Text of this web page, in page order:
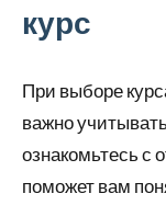
курс
При выборе
важно
ознакомьтесь с
поможет вам